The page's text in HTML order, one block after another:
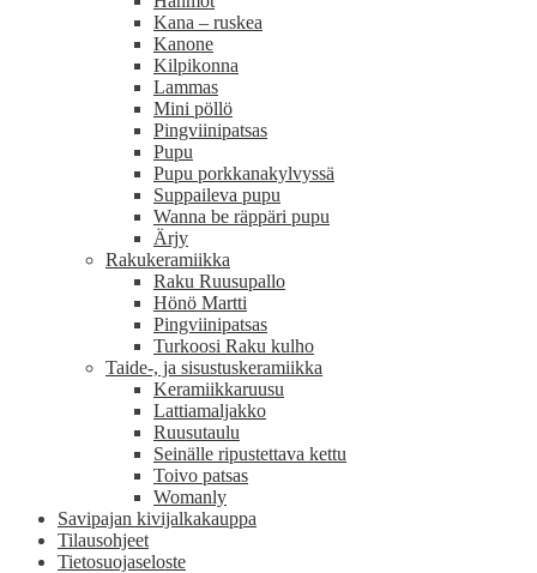
Kana – ruskea
Kanone
Kilpikonna
Lammas
Mini pöllö
Pingviinipatsas
Pupu
Pupu porkkanakylvyssä
Suppaileva pupu
Wanna be räppäri pupu
Ärjy
Rakukeramiikka
Raku Ruusupallo
Hönö Martti
Pingviinipatsas
Turkoosi Raku kulho
Taide-, ja sisustuskeramiikka
Keramiikkaruusu
Lattiamaljakko
Ruusutaulu
Seinälle ripustettava kettu
Toivo patsas
Womanly
Savipajan kivijalkakauppa
Tilausohjeet
Tietosuojaseloste